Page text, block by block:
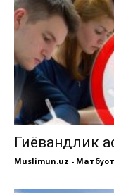
Гиёҳвандлик
Muslimun.uz -